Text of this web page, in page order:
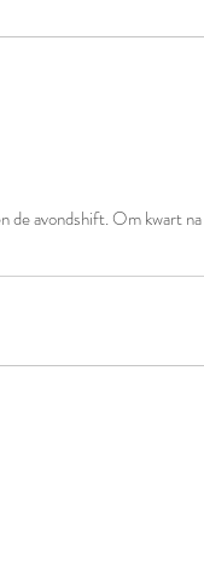
avondshift. Om kwart